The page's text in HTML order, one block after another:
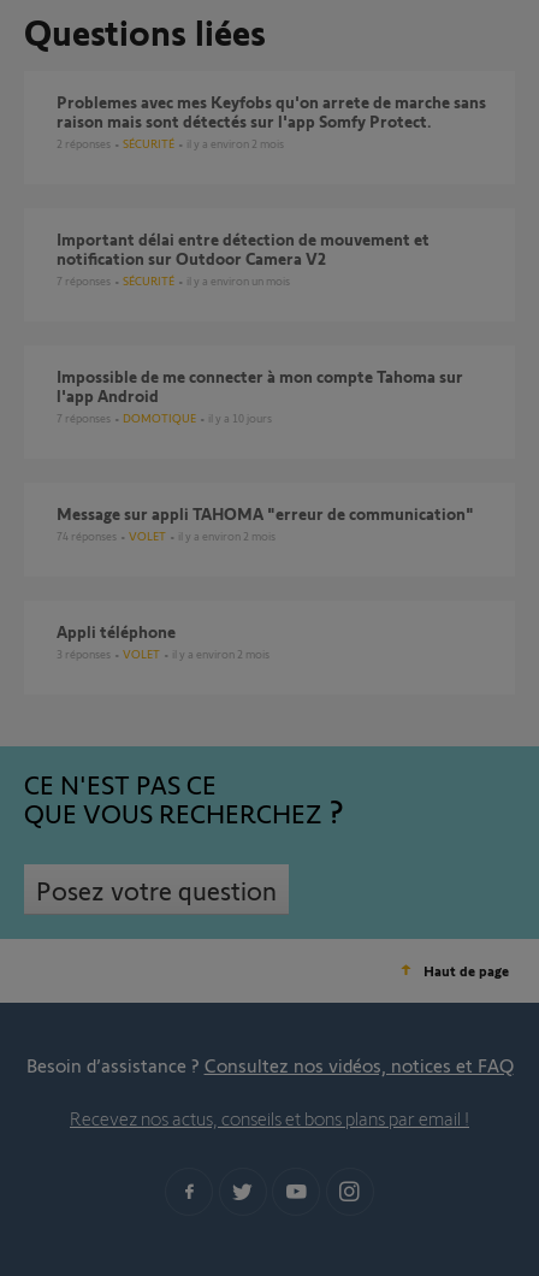
Questions liées
Problemes avec mes Keyfobs qu'on arrete de marche sans
raison mais sont détectés sur l'app Somfy Protect.
2 réponses SÉCURITÉ il y a environ 2 mois
Important délai entre détection de mouvement et
notification sur Outdoor Camera V2
7 réponses SÉCURITÉ il y a environ un mois
Impossible de me connecter à mon compte Tahoma sur
l'app Android
7 réponses DOMOTIQUE il y a 10 jours
Message sur appli TAHOMA "erreur de communication"
74 réponses VOLET il y a environ 2 mois
Appli téléphone
3 réponses VOLET il y a environ 2 mois
CE N'EST PAS CE
QUE VOUS RECHERCHEZ
Posez votre question
Haut de page
Besoin d’assistance ? Consultez nos vidéos, notices et FAQ
Recevez nos actus, conseils et bons plans par email !